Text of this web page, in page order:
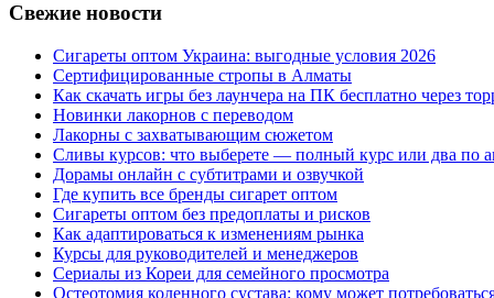
Свежие новости
Сигареты оптом Украина: выгодные условия 2026
Сертифицированные стропы в Алматы
Как скачать игры без лаунчера на ПК бесплатно через
Новинки лакорнов с переводом
Лакорны с захватывающим сюжетом
Сливы курсов: что выберете — полный курс или два по
Дорамы онлайн с субтитрами и озвучкой
Где купить все бренды сигарет оптом
Сигареты оптом без предоплаты и рисков
Как адаптироваться к изменениям рынка
Курсы для руководителей и менеджеров
Сериалы из Кореи для семейного просмотра
Остеотомия коленного сустава: кому может